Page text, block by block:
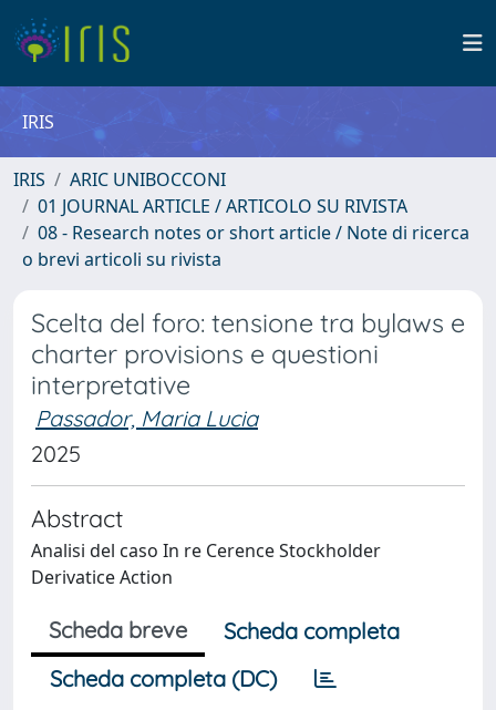
IRIS
IRIS
ARIC UNIBOCCONI
01 JOURNAL ARTICLE / ARTICOLO SU RIVISTA
08 - Research notes or short article / Note di ricerca
o brevi articoli su rivista
Scelta del foro: tensione tra bylaws e
charter provisions e questioni
interpretative
Passador, Maria Lucia
2025
Abstract
Analisi del caso In re Cerence Stockholder
Derivatice Action
Scheda breve
Scheda completa
Scheda completa (DC)